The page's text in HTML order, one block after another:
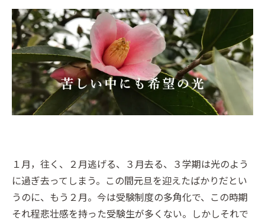
１月，往く、２月逃げる、３月去る、３学期は光のよう
に過ぎ去ってしまう。この間元旦を迎えたばかりだとい
うのに、もう２月。今は受験制度の多角化で、この時期
それ程悲壮感を持った受験生が多くない。しかしそれで